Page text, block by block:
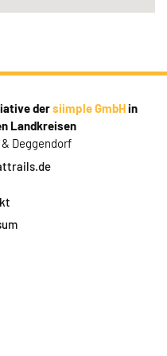
dersiimple GmbHin
Landkreisen
Deggendorf